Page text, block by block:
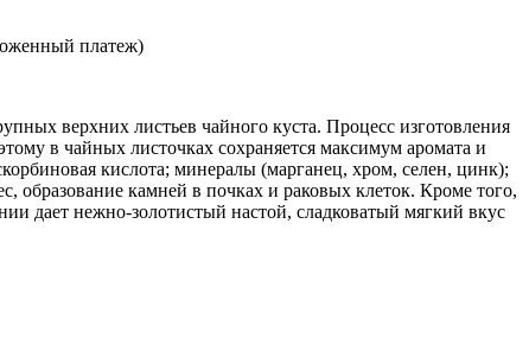
платеж)
верхних листьев чайного куста. Процесс изготовления
в чайных листочках сохраняется максимум аромата и
кислота; минералы (марганец, хром, селен, цинк);
образование камней в почках и раковых клеток. Кроме того,
дает нежно-золотистый настой, сладковатый мягкий вкус